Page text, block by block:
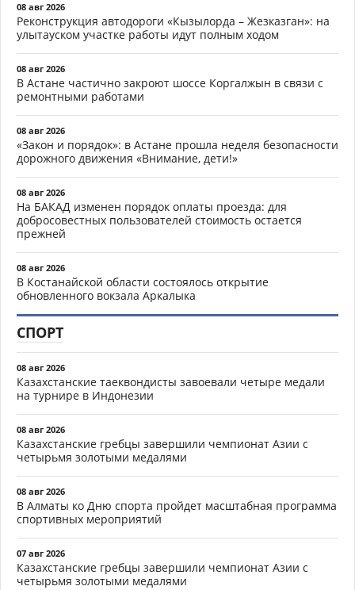
08 авг 2026
Реконструкция автодороги «Кызылорда – Жезказган»: на
улытауском участке работы идут полным ходом
08 авг 2026
В Астане частично закроют шоссе Коргалжын в связи с
ремонтными работами
08 авг 2026
«Закон и порядок»: в Астане прошла неделя безопасности
дорожного движения «Внимание, дети!»
08 авг 2026
На БАКАД изменен порядок оплаты проезда: для
добросовестных пользователей стоимость остается
прежней
08 авг 2026
В Костанайской области состоялось открытие
обновленного вокзала Аркалыка
СПОРТ
08 авг 2026
Казахстанские таеквондисты завоевали четыре медали
на турнире в Индонезии
08 авг 2026
Казахстанские гребцы завершили чемпионат Азии с
четырьмя золотыми медалями
08 авг 2026
В Алматы ко Дню спорта пройдет масштабная программа
спортивных мероприятий
07 авг 2026
Казахстанские гребцы завершили чемпионат Азии с
четырьмя золотыми медалями